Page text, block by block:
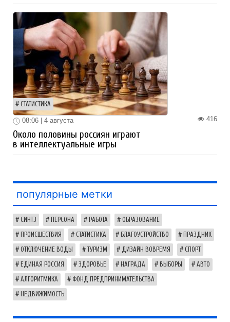
СТАТИСТИКА
416
08:06 | 4 августа
Около половины россиян играют
в интеллектуальные игры
популярные метки
СИНТЗ ПЕРСОНА РАБОТА ОБРАЗОВАНИЕ
ПРОИСШЕСТВИЯ СТАТИСТИКА БЛАГОУСТРОЙСТВО ПРАЗДНИК
ОТКЛЮЧЕНИЕ ВОДЫ ТУРИЗМ ДИЗАЙН ВОВРЕМЯ СПОРТ
ЕДИНАЯ РОССИЯ ЗДОРОВЬЕ НАГРАДА ВЫБОРЫ АВТО
АЛГОРИТМИКА ФОНД ПРЕДПРИНИМАТЕЛЬСТВА
НЕДВИЖИМОСТЬ